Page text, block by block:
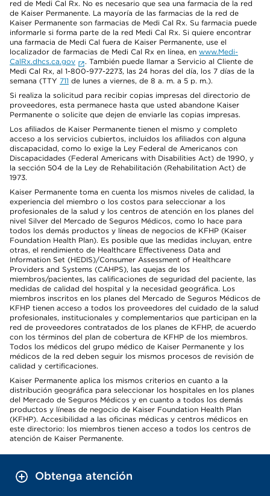
red de Medi Cal Rx. No es necesario que sea una farmacia de la red
de Kaiser Permanente. La mayoría de las farmacias de la red de
Kaiser Permanente son farmacias de Medi Cal Rx. Su farmacia puede
informarle si forma parte de la red Medi Cal Rx. Si quiere encontrar
una farmacia de Medi Cal fuera de Kaiser Permanente, use el
localizador de farmacias de Medi Cal Rx en línea, en www.Medi-
CalRx.dhcs.ca.gov
. También puede llamar a Servicio al Cliente de
Medi Cal Rx, al 1-800-977-2273, las 24 horas del día, los 7 días de la
semana (TTY 711 de lunes a viernes, de 8 a. m. a 5 p. m.).
Si realiza la solicitud para recibir copias impresas del directorio de
proveedores, esta permanece hasta que usted abandone Kaiser
Permanente o solicite que dejen de enviarle las copias impresas.
Los afiliados de Kaiser Permanente tienen el mismo y completo
acceso a los servicios cubiertos, incluidos los afiliados con alguna
discapacidad, como lo exige la Ley Federal de Americanos con
Discapacidades (Federal Americans with Disabilities Act) de 1990, y
la sección 504 de la Ley de Rehabilitación (Rehabilitation Act) de
1973.
Kaiser Permanente toma en cuenta los mismos niveles de calidad, la
experiencia del miembro o los costos para seleccionar a los
profesionales de la salud y los centros de atención en los planes del
nivel Silver del Mercado de Seguros Médicos, como lo hace para
todos los demás productos y líneas de negocios de KFHP (Kaiser
Foundation Health Plan). Es posible que las medidas incluyan, entre
otras, el rendimiento de Healthcare Effectiveness Data and
Information Set (HEDIS)/Consumer Assessment of Healthcare
Providers and Systems (CAHPS), las quejas de los
miembros/pacientes, las calificaciones de seguridad del paciente, las
medidas de calidad del hospital y la necesidad geográfica. Los
miembros inscritos en los planes del Mercado de Seguros Médicos de
KFHP tienen acceso a todos los proveedores del cuidado de la salud
profesionales, institucionales y complementarios que participan en la
red de proveedores contratados de los planes de KFHP, de acuerdo
con los términos del plan de cobertura de KFHP de los miembros.
Todos los médicos del grupo médico de Kaiser Permanente y los
médicos de la red deben seguir los mismos procesos de revisión de
calidad y certificaciones.
Kaiser Permanente aplica los mismos criterios en cuanto a la
distribución geográfica para seleccionar los hospitales en los planes
del Mercado de Seguros Médicos y en cuanto a todos los demás
productos y líneas de negocio de Kaiser Foundation Health Plan
(KFHP). Accesibilidad a las oficinas médicas y centros médicos en
este directorio: los miembros tienen acceso a todos los centros de
atención de Kaiser Permanente.
Obtenga atención